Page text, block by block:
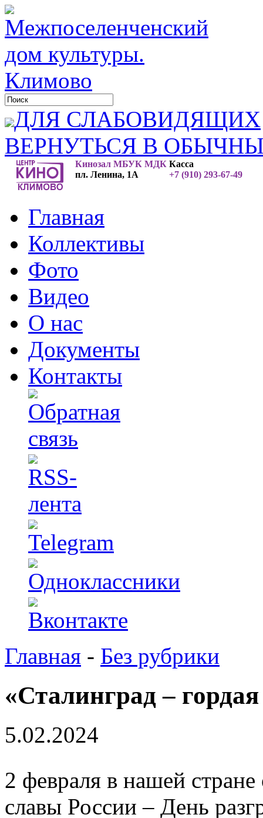
ДЛЯ СЛАБОВИДЯЩИХ
ВЕРНУТЬСЯ В
Кинозал МБУК МДК
пл. Ленина, 1А
Касса
+7 (910) 293-67-49
Главная
Коллективы
Фото
Видео
О нас
Документы
Контакты
Главная - Без рубрики
«Сталинград –
5.02.2024
2 февраля в нашей
славы России – День